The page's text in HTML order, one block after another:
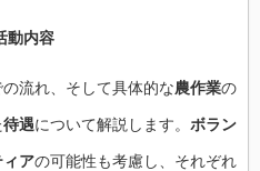
動内容
流れ、そして具体的な農作業の
待遇について解説します。 ボラン
ィアの可能性も考慮し、それぞれ